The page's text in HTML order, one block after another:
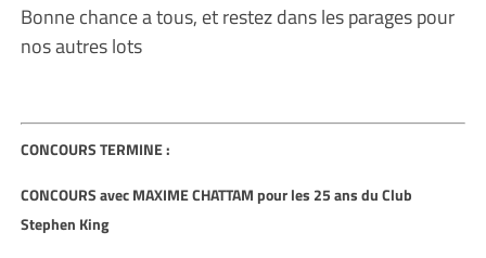
Bonne chance a tous, et restez dans les parages pour
nos autres lots
CONCOURS TERMINE :
CONCOURS avec MAXIME CHATTAM pour les 25 ans du Club
Stephen King